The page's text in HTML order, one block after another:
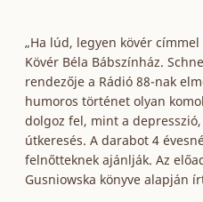
„Ha lúd, legyen kövér
Kövér Béla Bábszínház.
rendezője a Rádió 88-nak
humoros történet olyan
dolgoz fel, mint a
útkeresés. A darabot 4
felnőtteknek ajánlják. Az
Gusniowska könyve alapján